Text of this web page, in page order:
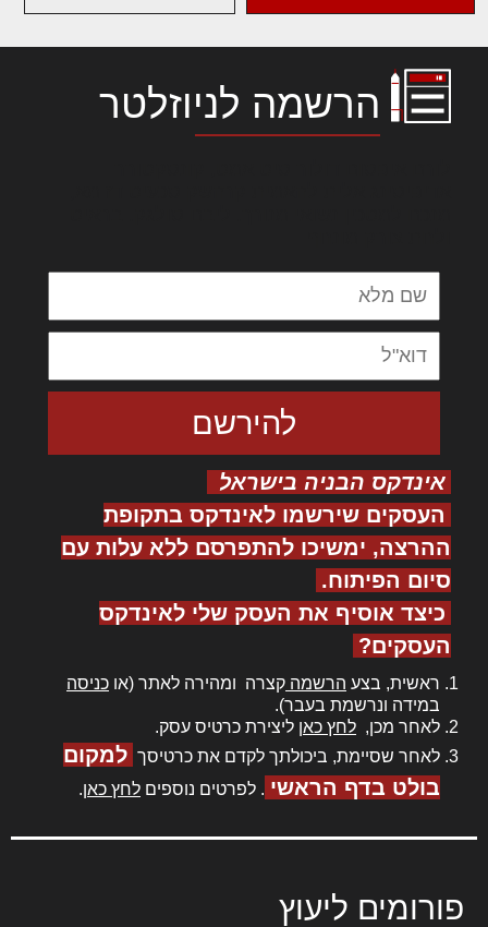
הרשמה לניוזלטר
אינדקס הבניה בישראל
העסקים שירשמו לאינדקס בתקופת
ההרצה, ימשיכו להתפרסם ללא עלות עם
סיום הפיתוח.
כיצד אוסיף את העסק שלי לאינדקס
העסקים?
ראשית, בצע הרשמה קצרה ומהירה לאתר (או כניסה
במידה ונרשמת בעבר).
לאחר מכן, לחץ כאן ליצירת כרטיס עסק.
לאחר שסיימת, ביכולתך לקדם את כרטיסך למקום
בולט בדף הראשי . לפרטים נוספים לחץ כאן.
פורומים ליעוץ